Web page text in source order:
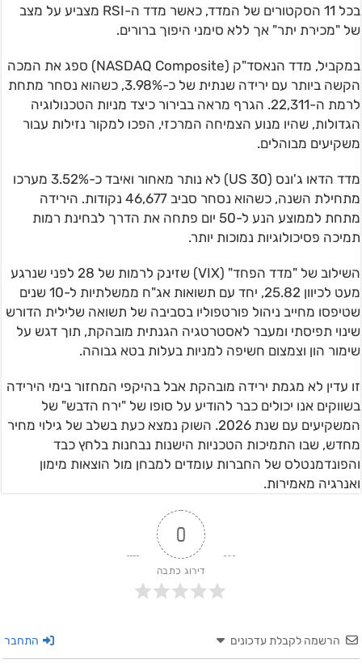
בכל 11 הסקטורים של המדד, כאשר מדד ה-RSI מצביע על מצב
של "מכירת יתר" אך ללא סימני היפוך ברורים.
במקביל, מדד הנאסד"ק (NASDAQ Composite) ספג את המכה
הקשה ביותר עם ירידה שנתית של כ-3.98%, כשהוא נסחר מתחת
לרמת ה-22,311. הגרף מראה בבירור כיצד מניות הטכנולוגיה
הגדולות, שהיו מנוע הצמיחה המרכזי, הפכו למקור נזילות עבור
משקיעים מבוהלים.
מדד הדאו ג'ונס (US 30) לא נותר מאחור ואיבד כ-3.52% מערכו
מתחילת השנה, כשהוא נסחר סביב 46,677 נקודות. הירידה
מתחת לממוצע הנע ל-50 יום פתחה את הדרך לבחינת רמות
תמיכה פסיכולוגיות נמוכות יותר.
השילוב של "מדד הפחד" (VIX) שזינק לרמות של 28 לפני שנרגע
מעט לכיוון 25.82, יחד עם תשואות אג"ח ממשלתיות ל-10 שנים
שטיפסו מחייב ניהול פורטפוליו בסביבה של תשואה שלילית הדורש
שינוי תפיסתי ומעבר לאסטרטגיה הגנתית מובהקת, תוך דגש על
שימור הון וצמצום חשיפה למניות בעלות בטא גבוהה.
זו עדין לא מגמת ירידה מובהקת אבל בהיקפי המחזור בימי הירידה
בשווקים אנו יכולים כבר להודיע על סופו של "ירח הדבש" של
המשקיעים עם שנת 2026. השוק נמצא כעת בשלב של גילוי מחיר
מחדש, שבו התמיכות הטכניות הישנות נבחנות בלחץ כבד
והפונדמנטלס של החברות עומדים למבחן מול הוצאות מימון
ואנרגיה מאמירות.
0
דירוג כתבה
הרשמה לקבלת עדכונים התחבר